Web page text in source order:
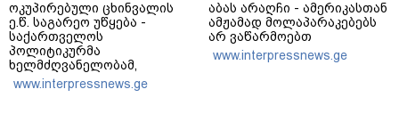
ოკუპირებული ცხინვალის
ე.წ. საგარეო უწყება -
საქართველოს
პოლიტიკურმა
ხელმძღვანელობამ,
ირაკლი კობახიძის სახით,
ოფიციალურად აღიარა
www.interpressnews.ge
აბას არაღჩი - ამერიკასთან
ამჟამად მოლაპარაკებებს
არ ვაწარმოებთ
www.interpressnews.ge